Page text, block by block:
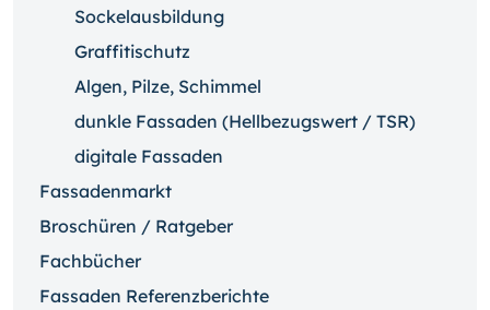
Sockelausbildung
Graffitischutz
Algen, Pilze, Schimmel
dunkle Fassaden (Hellbezugswert / TSR)
digitale Fassaden
Fassadenmarkt
Broschüren / Ratgeber
Fachbücher
Fassaden Referenzberichte